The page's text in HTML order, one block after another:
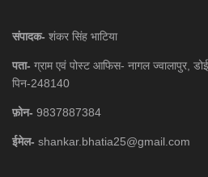
संपादक- शंकर सिंह भाटिया
पता- ग्राम एवं पोस्ट आफिस- नागल ज्वालापुर,
पिन-248140
फ़ोन- 9837887384
ईमेल- shankar.bhatia25@gmail.com